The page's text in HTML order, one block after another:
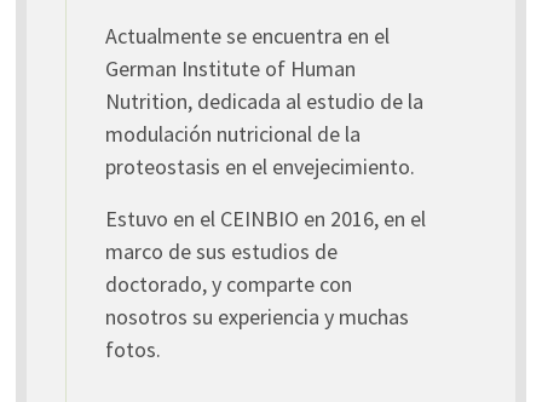
Actualmente se encuentra en el
German Institute of Human
Nutrition, dedicada al estudio de la
modulación nutricional de la
proteostasis en el envejecimiento.
Estuvo en el CEINBIO en 2016, en el
marco de sus estudios de
doctorado, y comparte con
nosotros su experiencia y muchas
fotos.